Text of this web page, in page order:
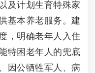
及计划生育特殊家
基本养老服务。建
，明确老年人入住
特困老年人的兜底
因公牺牲军人、病